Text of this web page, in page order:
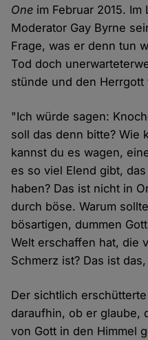
One im Februar 2015.
Moderator Gay Byrne
Frage, was er denn tun
Tod doch
stünde und den
"Ich würde sagen:
soll das denn bitte? Wie
kannst du es wagen,
es so viel Elend gibt,
haben? Das ist nicht in
durch böse. Warum
bösartigen, dummen
Welt erschaffen hat, die
Schmerz ist? Das ist
Der sichtlich
daraufhin, ob er glaube,
von Gott in den Himmel